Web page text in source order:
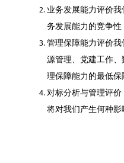
业务发展能力评价
务发展能力的竞争
管理保障能力评价
源管理、党建工作
理保障能力的最低
对标分析与管理评
将对我们产生何种